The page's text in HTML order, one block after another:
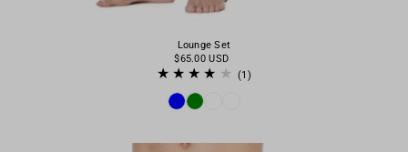
Lounge Set
$65.00 USD
(1)